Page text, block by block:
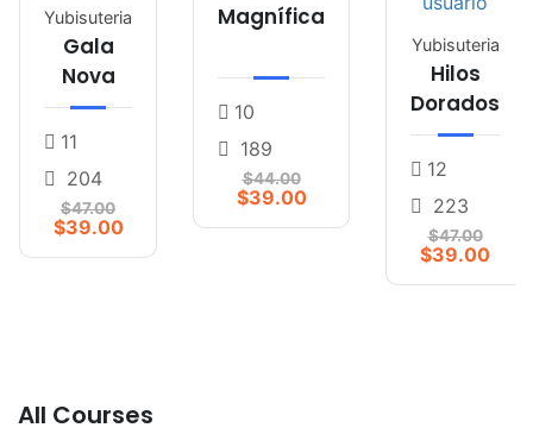
Yubisuteria
Gala
Nova
11
204
$47.00
$39.00
Magnífica
10
189
$44.00
$39.00
Yubisuteria
Hilos
Dorados
12
223
$47.00
$39.00
All Courses